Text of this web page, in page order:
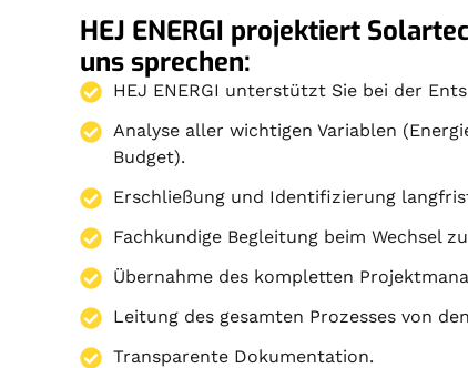
HEJ ENERGI projektiert
uns sprechen:
HEJ ENERGI unterstützt Sie bei der
Analyse aller wichtigen Variablen
Budget).
Erschließung und Identifizierung
Fachkundige Begleitung beim Wechsel
Übernahme des kompletten
Leitung des gesamten Prozesses von
Transparente Dokumentation.